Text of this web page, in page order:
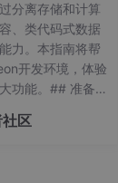
分离存储和计算
、类代码式数据
力。本指南将帮
开发环境，体验
功能。## 准备工
在开始搭建Neon
统满足以下要
区